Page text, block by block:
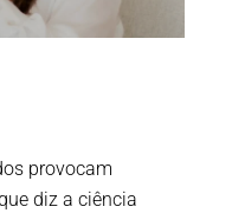
provocam
diz a ciência